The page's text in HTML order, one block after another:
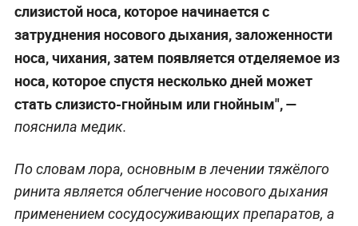
слизистой носа, которое начинается с
затруднения носового дыхания, заложенности
носа, чихания, затем появляется отделяемое из
носа, которое спустя несколько дней может
стать слизисто-гнойным или гнойным", —
пояснила медик.
По словам лора, основным в лечении тяжёлого
ринита является облегчение носового дыхания
применением сосудосуживающих препаратов, а